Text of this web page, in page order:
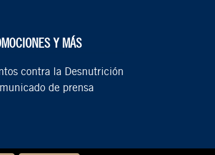
Y MÁS
contra la Desnutrición
de prensa